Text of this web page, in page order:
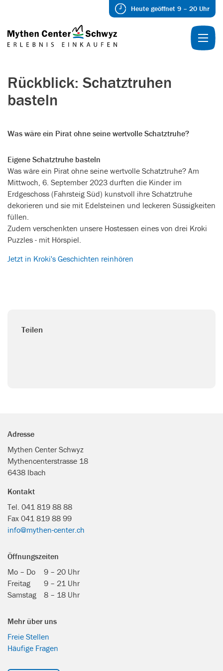
Heute geöffnet 9 – 20 Uhr
Rückblick: Schatztruhen
basteln
Was wäre ein Pirat ohne seine wertvolle Schatztruhe?
Eigene Schatztruhe basteln
Was wäre ein Pirat ohne seine wertvolle Schatztruhe? Am
Mittwoch, 6. September 2023 durften die Kinder im
Erdgeschoss (Fahrsteig Süd) kunstvoll ihre Schatztruhe
dekorieren und sie mit Edelsteinen und leckeren Süssigkeiten
füllen.
Zudem verschenkten unsere Hostessen eines von drei Kroki
Puzzles - mit Hörspiel.
Jetzt in Kroki's Geschichten reinhören
Teilen
Adresse
Mythen Center Schwyz
Mythencenterstrasse 18
6438 Ibach
Kontakt
Tel. 041 819 88 88
Fax 041 819 88 99
info@mythen-center.ch
Öffnungszeiten
Mo – Do
9 – 20 Uhr
Freitag
9 – 21 Uhr
Samstag
8 – 18 Uhr
Mehr über uns
Freie Stellen
Häufige Fragen